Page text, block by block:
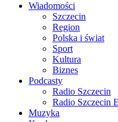
Wiadomości
Szczecin
Region
Polska i świat
Sport
Kultura
Biznes
Podcasty
Radio Szczecin
Radio Szczecin
Muzyka